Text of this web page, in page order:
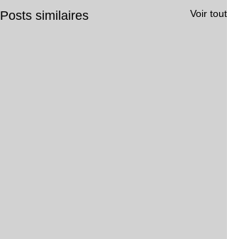
Posts similaires Voir tout